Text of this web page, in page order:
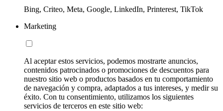
Bing, Criteo, Meta, Google, LinkedIn, Printerest, TikTok
Marketing
Al aceptar estos servicios, podemos mostrarte anuncios,
contenidos patrocinados o promociones de descuentos para
nuestro sitio web o productos basados en tu comportamiento
de navegación y compra, adaptados a tus intereses, y medir su
éxito. Con tu consentimiento, utilizamos los siguientes
servicios de terceros en este sitio web: